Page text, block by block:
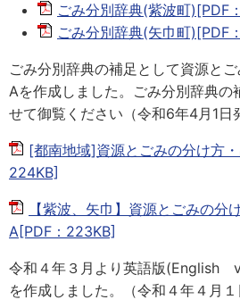
ごみ分別辞典(紫波町)[PDF
ごみ分別辞典(矢巾町)[PDF
ごみ分別辞典の補足として資源と
Aを作成しました。ごみ分別辞典の
せて御覧ください（令和6年4月1日
[都南地域]資源とごみの分け方
224KB]
【紫波、矢巾】資源とごみの分
A[PDF：223KB]
令和４年３月より英語版(English
を作成しました。（令和４年４月１